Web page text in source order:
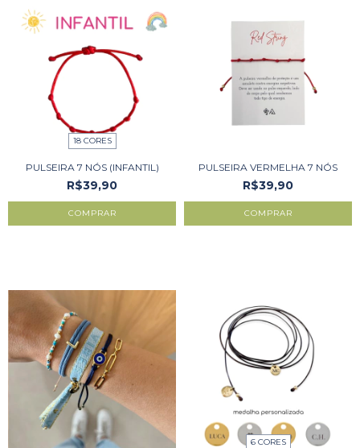
18 CORES
PULSEIRA 7 NÓS (INFANTIL)
R$39,90
COMPRAR
PULSEIRA VERMELHA 7 NÓS
R$39,90
COMPRAR
6 CORES